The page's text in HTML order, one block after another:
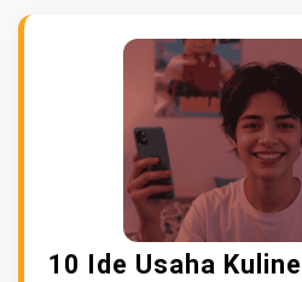
10 Ide Usaha